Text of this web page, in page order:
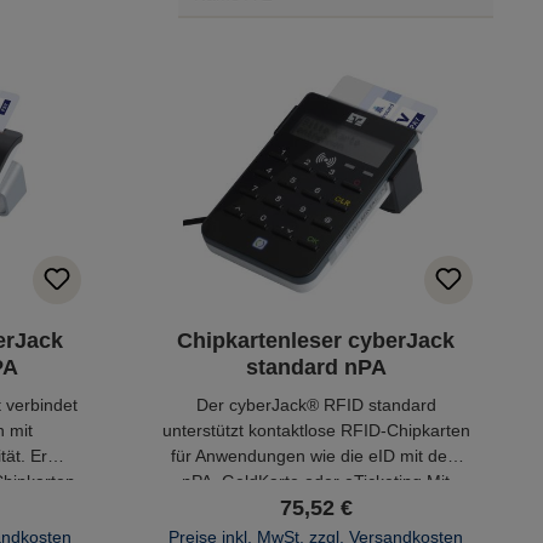
verbindet
mit
Er
Chipkartenleser cyberJack
standard nPA
Der cyberJack® RFID standard
unterstützt kontaktlose RFID-Chipkarten
für Anwendungen wie die eID mit dem
nPA, GeldKarte oder eTicketing.Mit
kontaktbehafteten Chipkarten unterstützt
er zum Beispiel Onlinebanking via
75,52 €
Preise inkl. MwSt. zzgl. Versandkosten